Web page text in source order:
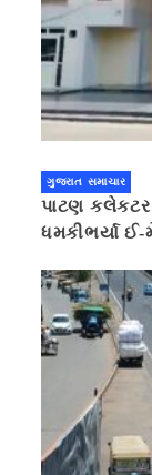
ગુજરાત સમાચાર
પાટણ કલેકટર